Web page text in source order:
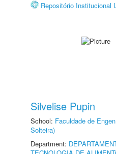
Repositório Institucional
Silvelise Pupin
School: Faculdade de
Solteira)
Department: